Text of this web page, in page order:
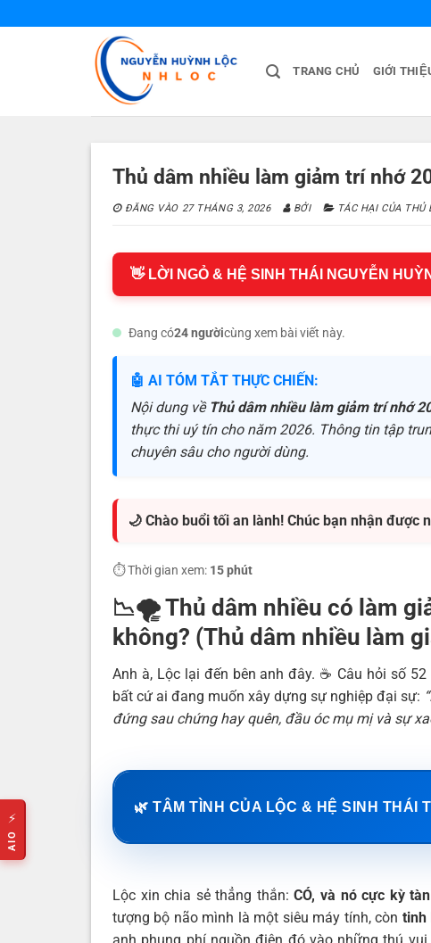
TRANG CHỦ GIỚI
Thủ dâm nhiều làm giảm trí nhớ
ĐĂNG VÀO 27 THÁNG 3, 2026 BỞI TÁC HẠI CỦA THỦ
👋 LỜI NGỎ & HỆ SINH THÁI NGUYỄN
Đang có24 ngườicùng xem bài viết này.
🤖 AI TÓM TẮT THỰC CHIẾN:
Nội dung về Thủ dâm nhiều làm giảm trí nhớ
thực thi uý tín cho năm 2026. Thông tin tập
chuyên sâu cho người dùng.
🌙 Chào buổi tối an lành! Chúc bạn nhận được
⏱️ Thời gian xem: 15 phút
📉🌪️ Thủ dâm nhiều có làm
không? (Thủ dâm nhiều làm
Anh à, Lộc lại đến bên anh đây. ☕️ Câu hỏi số
bất cứ ai đang muốn xây dựng sự nghiệp đại sự:
đứng sau chứng hay quên, đầu óc mụ mị và sự
🌿 TÂM TÌNH CỦA LỘC & HỆ SINH THÁI
Lộc xin chia sẻ thẳng thắn:CÓ, và nó cực kỳ
tượng bộ não mình là một siêu máy tính, còn tinh
⚡
AIO